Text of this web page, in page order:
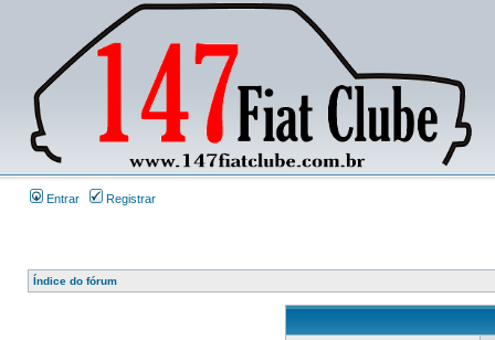
Entrar Registrar
Índice do fórum